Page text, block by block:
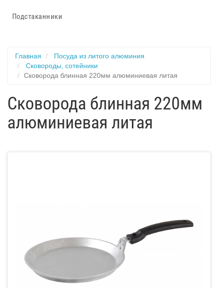
Подстаканники
Главная
Посуда из литого алюминия
Сковороды, сотейники
Сковорода блинная 220мм алюминиевая литая
Сковорода блинная 220мм
алюминиевая литая